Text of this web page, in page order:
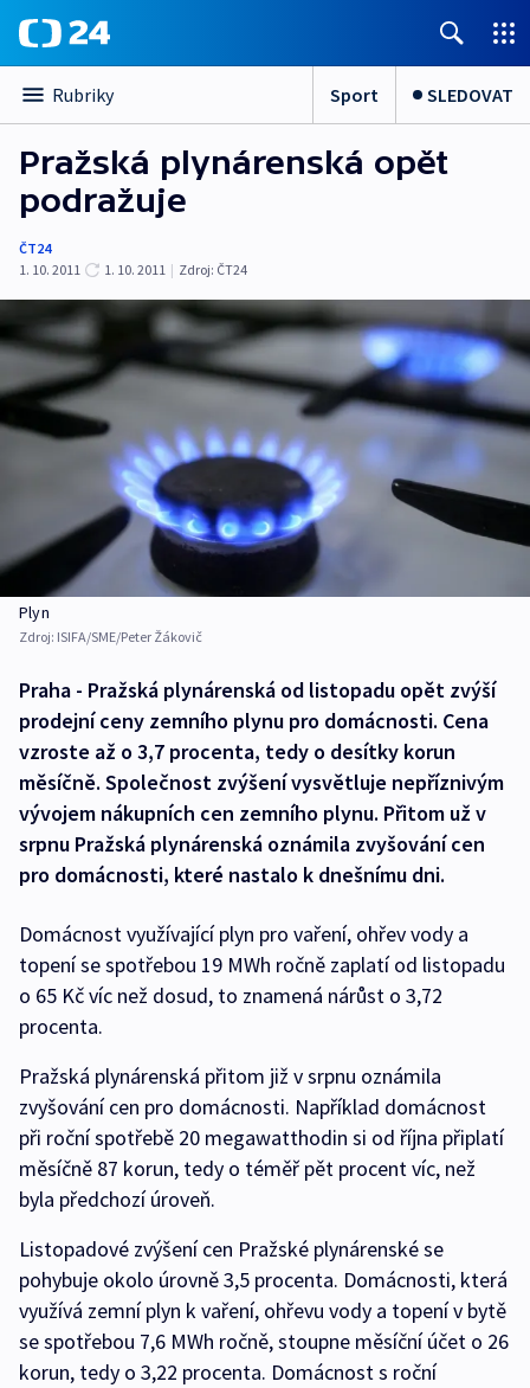
Rubriky Sport SLEDOVAT
Pražská plynárenská opět
podražuje
ČT24
1. 10. 2011
1. 10. 2011 | Zdroj: ČT24
Plyn
Zdroj: ISIFA/SME/Peter Žákovič
Praha - Pražská plynárenská od listopadu opět zvýší
prodejní ceny zemního plynu pro domácnosti. Cena
vzroste až o 3,7 procenta, tedy o desítky korun
měsíčně. Společnost zvýšení vysvětluje nepříznivým
vývojem nákupních cen zemního plynu. Přitom už v
srpnu Pražská plynárenská oznámila zvyšování cen
pro domácnosti, které nastalo k dnešnímu dni.
Domácnost využívající plyn pro vaření, ohřev vody a
topení se spotřebou 19 MWh ročně zaplatí od listopadu
o 65 Kč víc než dosud, to znamená nárůst o 3,72
procenta.
Pražská plynárenská přitom již v srpnu oznámila
zvyšování cen pro domácnosti. Například domácnost
při roční spotřebě 20 megawatthodin si od října připlatí
měsíčně 87 korun, tedy o téměř pět procent víc, než
byla předchozí úroveň.
Listopadové zvýšení cen Pražské plynárenské se
pohybuje okolo úrovně 3,5 procenta. Domácnosti, která
využívá zemní plyn k vaření, ohřevu vody a topení v bytě
se spotřebou 7,6 MWh ročně, stoupne měsíční účet o 26
korun, tedy o 3,22 procenta. Domácnost s roční